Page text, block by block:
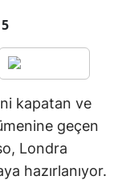
kapatan ve
geçen
Londra
hazırlanıyor.